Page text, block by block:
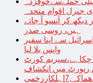
جنرل اقوام متحدہ
کر آنسو آ جاتے
ہیں، روسی صدر
سے اپنا سفیر
واپس بلا لیا
چکاہے،سپریم کورٹ
رپورٹ میں انکشاف